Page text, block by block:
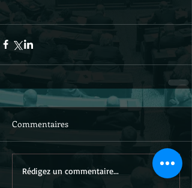
Commentaires
Rédigez un commentaire...